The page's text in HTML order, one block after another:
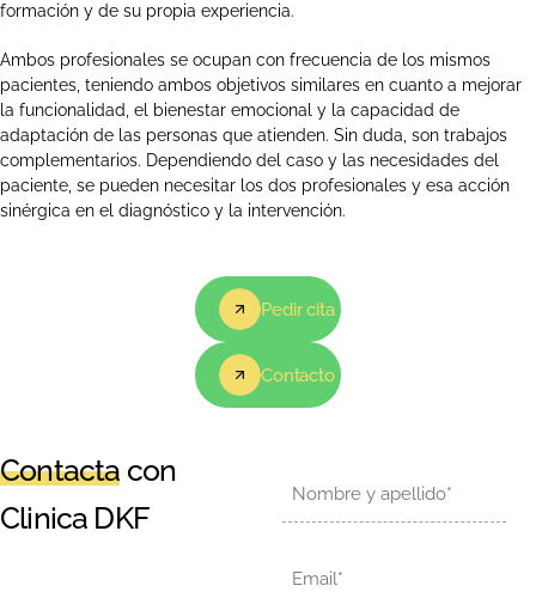
formación y de su propia experiencia.
Ambos profesionales se ocupan con frecuencia de los mismos
pacientes, teniendo ambos objetivos similares en cuanto a mejorar
la funcionalidad, el bienestar emocional y la capacidad de
adaptación de las personas que atienden. Sin duda, son trabajos
complementarios. Dependiendo del caso y las necesidades del
paciente, se pueden necesitar los dos profesionales y esa acción
sinérgica en el diagnóstico y la intervención.
Pedir cita
Contacto
Contacta con
Clinica DKF